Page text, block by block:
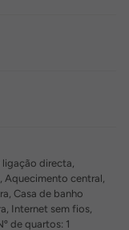
ligação directa,
Aquecimento central,
Casa de banho
Internet sem fios,
de quartos: 1